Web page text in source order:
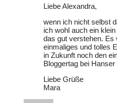
Liebe Alexandra,
wenn ich nicht selbst
ich wohl auch ein
das gut verstehen. Es
einmaliges und tolles
in Zukunft noch den
Bloggertag bei Hanser
Liebe Grüße
Mara